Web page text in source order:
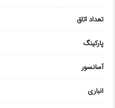
تعداد اتاق
پارکینگ
آسانسور
انباری